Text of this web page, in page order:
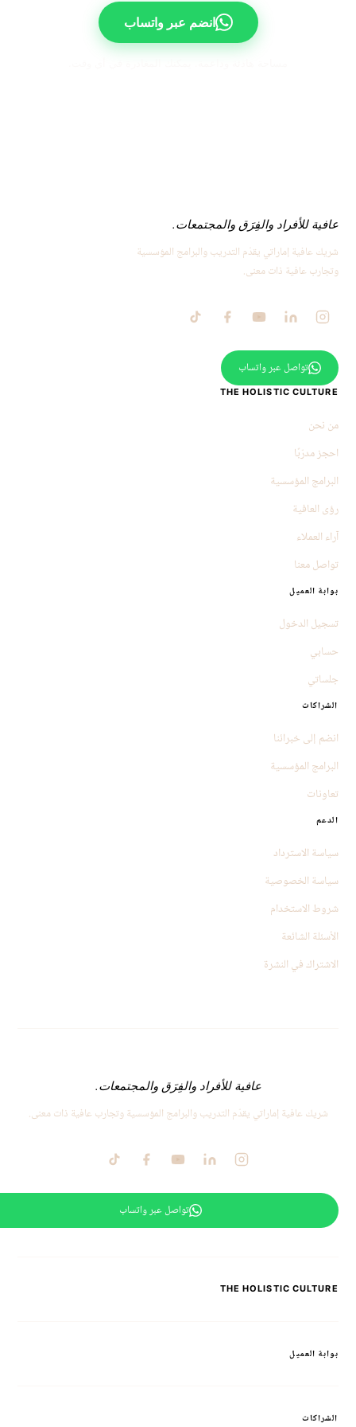
انضم عبر واتساب
عافية للأفراد والفِرَق والمجتمعات.
شريك عافية إماراتي يقدّم التدريب والبرامج المؤسسية
وتجارب عافية ذات معنى.
تواصل عبر واتساب
THE HOLISTIC CULTURE
من نحن
احجز مدرّبًا
البرامج المؤسسية
رؤى العافية
آراء العملاء
تواصل معنا
بوابة العميل
تسجيل الدخول
حسابي
جلساتي
الشراكات
انضم إلى خبرائنا
البرامج المؤسسية
تعاونات
الدعم
سياسة الاسترداد
سياسة الخصوصية
شروط الاستخدام
الأسئلة الشائعة
الاشتراك في النشرة
عافية للأفراد والفِرَق والمجتمعات.
شريك عافية إماراتي يقدّم التدريب والبرامج المؤسسية وتجارب عافية ذات معنى.
تواصل عبر واتساب
THE HOLISTIC CULTURE
بوابة العميل
الشراكات